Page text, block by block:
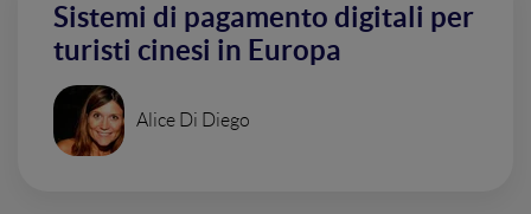
Sistemi di pagamento digitali per
turisti cinesi in Europa
Alice Di Diego